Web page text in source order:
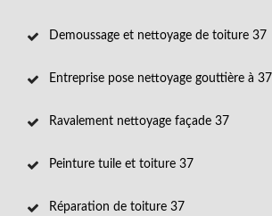
Demoussage et nettoyage de toiture 37
Entreprise pose nettoyage gouttière à 37
Ravalement nettoyage façade 37
Peinture tuile et toiture 37
Réparation de toiture 37